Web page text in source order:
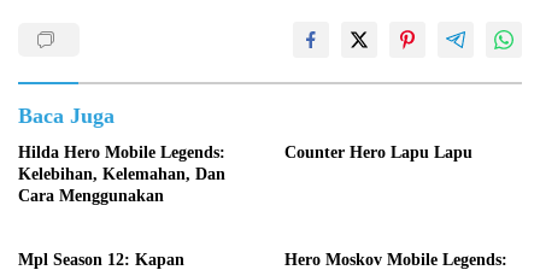
Baca Juga
Hilda Hero Mobile Legends:
Kelebihan, Kelemahan, Dan
Cara Menggunakan
Counter Hero Lapu Lapu
Mpl Season 12: Kapan
Hero Moskov Mobile Legends: